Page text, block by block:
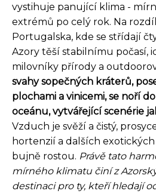
vystihuje panující klima -
extrémů po celý rok. Na
Portugalska, kde se střídají
Azory těší stabilnímu počasí,
milovníky přírody a
svahy sopečných kráterů,
plochami a vinicemi, se noří
oceánu, vytvářející scenérie
Vzduch je svěží a čistý,
hortenzií a dalších
bujně rostou. Právě tato
mírného klimatu činí z
destinaci pro ty, kteří hledají